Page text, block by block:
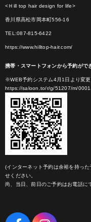
<Ｈill top hair design for life>
香川県高松市岡本町556-16
TEL:087-815-6422
https://www.hilltop-hair.com/
携帯・スマートフォンから予約がで
※WEB予約システム4月1日より変更
https://saloon.to/r/g/51207/m/
(インターネット予約は余裕を持っ
せください。
尚、当日、前日のご予約はお電話に